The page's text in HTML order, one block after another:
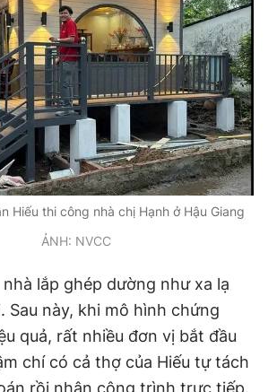
Hiếu thi công nhà chị Hạnh ở Hậu Giang
ẢNH: NVCC
lắp ghép dường như xa lạ
Sau này, khi mô hình chứng
quả, rất nhiều đơn vị bắt đầu
chí có cả thợ của Hiếu tự tách